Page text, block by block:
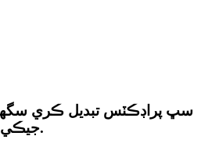
سڀ پراڊڪٽس تبديل ڪري
جيڪي توھان کي ضرورت آھي.